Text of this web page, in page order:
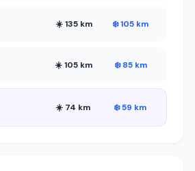
☀️ 135 km ❄️ 105 km
☀️ 105 km ❄️ 85 km
☀️ 74 km ❄️ 59 km